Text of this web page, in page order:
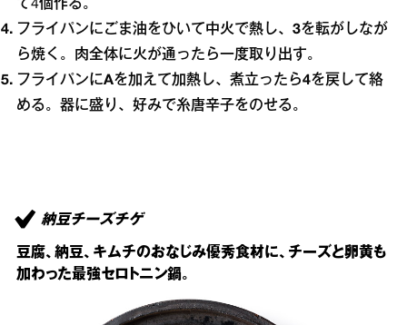
て4個作る。
フライパンにごま油をひいて中火で熱し、 3を転がしなが
ら焼く。肉全体に火が通ったら一度取り出す。
フライパンにAを加えて加熱し、煮立ったら4を戻して絡
める。器に盛り、好みで糸唐辛子をのせる。
納豆チーズチゲ
豆腐、納豆、キムチのおなじみ優秀食材に、チーズと卵黄も
加わった最強セロトニン鍋。